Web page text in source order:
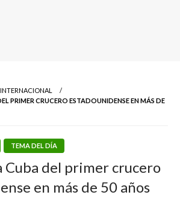
INTERNACIONAL
PRIMER CRUCERO ESTADOUNIDENSE EN MÁS DE
TEMA DEL DÍA
Cuba del primer crucero
en más de 50 años